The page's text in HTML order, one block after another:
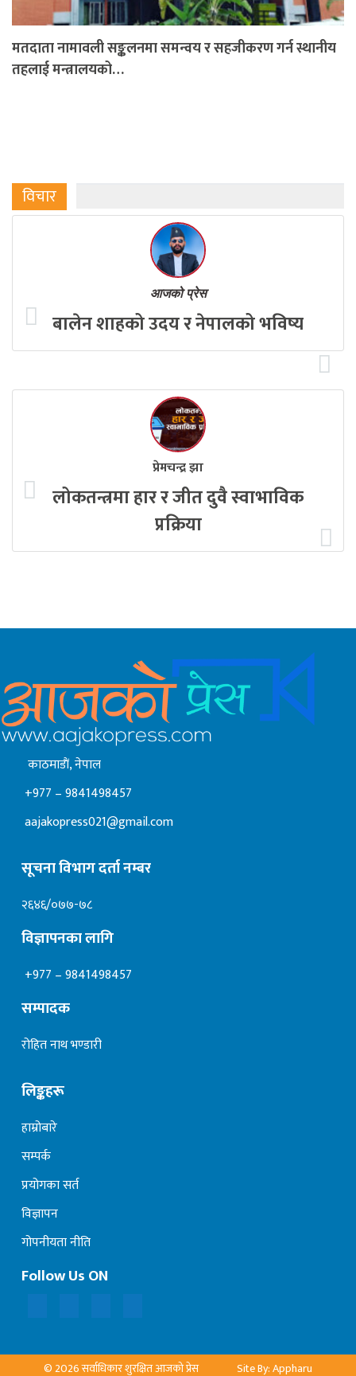
मतदाता नामावली सङ्कलनमा समन्वय र सहजीकरण गर्न स्थानीय
तहलाई मन्त्रालयको…
विचार
आजको प्रेस
बालेन शाहको उदय र नेपालको भविष्य
प्रेमचन्द्र झा
लोकतन्त्रमा हार र जीत दुवै स्वाभाविक
प्रक्रिया
काठमाडाैं, नेपाल
+977 – 9841498457
aajakopress021@gmail.com
सूचना विभाग दर्ता नम्बर
२६४६/०७७-७८
विज्ञापनका लागि
+977 – 9841498457
सम्पादक
रोहित नाथ भण्डारी
लिङ्कहरू
हाम्रोबारे
सम्पर्क
प्रयोगका सर्त
विज्ञापन
गोपनीयता नीति
Follow Us ON
© 2026 सर्वाधिकार शुरक्षित आजको प्रेस Site By: Appharu